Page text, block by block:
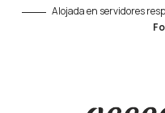
Alojada en servidores